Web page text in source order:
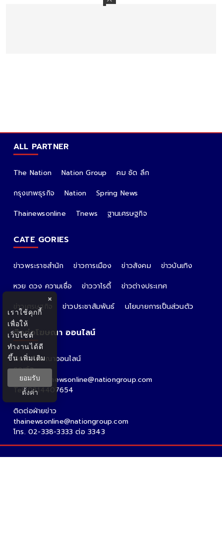
ALL PARTNER
The Nation Nation Group
คม ชัด ลึก
กรุงเทพธุรกิจ
Nation
Spring News
Thainewsonline
Tnews ฐานเศรษฐกิจ
CATE GORIES
ข่าวพระราชสำนัก ข่าวการเมือง ข่าวสังคม
ข่าวบันเทิง
หวย ดวง ความเชื่อ
ข่าววาไรตี้
ข่าวต่างประเทศ
ข่าวเศรษฐกิจ
ข่าวประชาสัมพันธ์ นโยบายการเป็นส่วนตัว
ติดต่อโฆษณา ออนไลน์
ติดต่อโฆษณาออนไลน์
คุณอ้อ
Email : thainewsonline@nationgroup.com
Tel: 0814407654
ติดต่อฝ่ายข่าว
thainewsonline@nationgroup.com
โทร. 02-338-3333 ต่อ 3343
×
เราใช้คุกกี้
เพื่อให้
เว็บไซต์
ทำงานได้ดี
ขึ้นเพิ่มเติม
ยอมรับ
ตั้งค่า